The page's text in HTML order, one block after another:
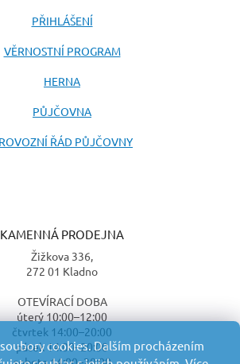
cookies. Dalším procházením
PŘIHLÁŠENÍ
VĚRNOSTNÍ PROGRAM
HERNA
PŮJČOVNA
ŘÁD PŮJČOVNY
KAMENNÁ PRODEJNA
Žižkova 336,
272 01 Kladno
OTEVÍRACÍ DOBA
úterý 10:00–12:00
čtvrtek 14:00–20:00
pátek 14:00–20:00